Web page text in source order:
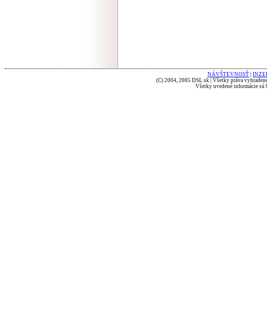
NÁVŠTEVNOSŤ
(C) 2004, 2005 DSL.sk | Všetky práva
Všetky uvedené informácie sú